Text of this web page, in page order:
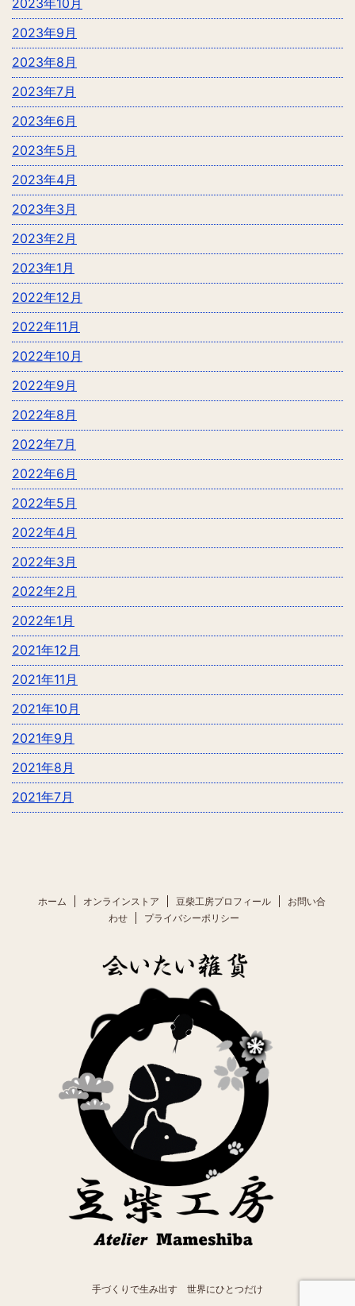
2023年10月
2023年9月
2023年8月
2023年7月
2023年6月
2023年5月
2023年4月
2023年3月
2023年2月
2023年1月
2022年12月
2022年11月
2022年10月
2022年9月
2022年8月
2022年7月
2022年6月
2022年5月
2022年4月
2022年3月
2022年2月
2022年1月
2021年12月
2021年11月
2021年10月
2021年9月
2021年8月
2021年7月
ホーム オンラインストア 豆柴工房プロフィール
お問い合
わせ
プライバシーポリシー
手づくりで生み出す 世界にひとつだけ